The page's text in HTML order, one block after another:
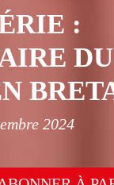
:
DU
2024